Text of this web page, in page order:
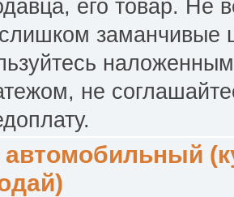
его товар. Не
заманчивые
наложенным
не
автомобильный